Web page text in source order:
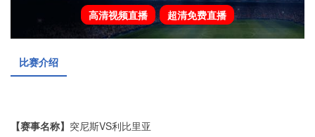
高清视频直播 超清免费直播
比赛介绍
【赛事名称】 突尼斯VS利比里亚